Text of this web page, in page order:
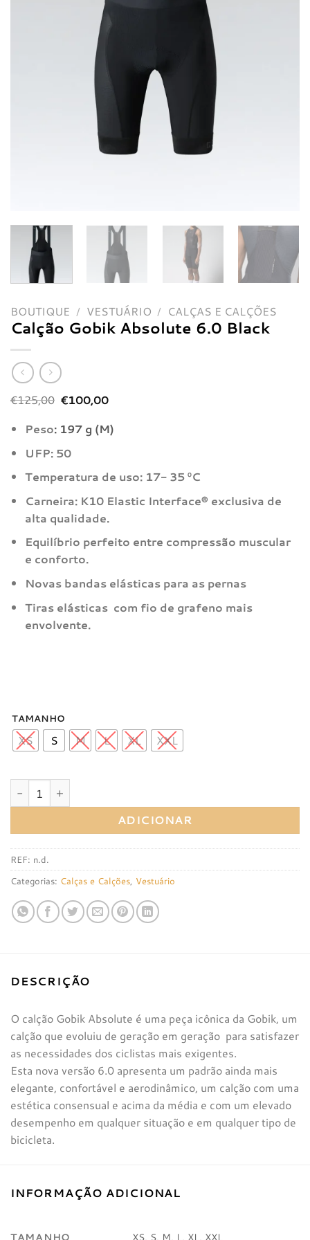
BOUTIQUE / VESTUÁRIO / CALÇAS E CALÇÕES
Calção Gobik Absolute 6.0 Black
€125,00 O
preço
original
era:
€100,00O
atual
é:
Peso: 197 g (M)
UFP: 50
Temperatura de uso: 17- 35 ºC
Carneira: K10 Elastic Interface® exclusiva de
alta qualidade.
Equilíbrio perfeito entre compressão muscular
e conforto.
Novas bandas elásticas para as pernas
Tiras elásticas com fio de grafeno mais
envolvente.
TAMANHO
XS S M L XL XXL
ADICIONAR
REF: n.d.
Categorias: Calças e Calções, Vestuário
DESCRIÇÃO
O calção Gobik Absolute é uma peça icônica da Gobik, um
calção que evoluiu de geração em geração para satisfazer
as necessidades dos ciclistas mais exigentes.
Esta nova versão 6.0 apresenta um padrão ainda mais
elegante, confortável e aerodinâmico, um calção com uma
estética consensual e acima da média e com um elevado
desempenho em qualquer situação e em qualquer tipo de
bicicleta.
INFORMAÇÃO ADICIONAL
TAMANHO XS, S, M, L, XL, XXL